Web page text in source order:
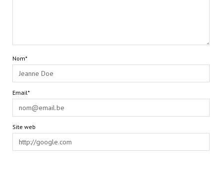
Nom*
Email*
Site web